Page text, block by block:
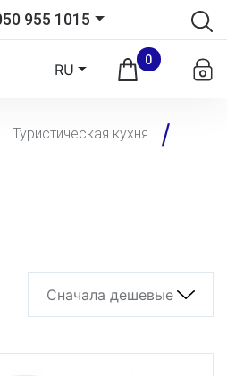
955 1015
RU
0
Туристическая кухня
Сначала дешевые